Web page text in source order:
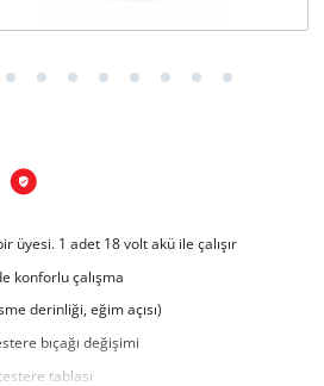
üyesi. 1 adet 18 volt akü ile çalışır
konforlu çalışma
derinliği, eğim açısı)
bıçağı değişimi
tablası